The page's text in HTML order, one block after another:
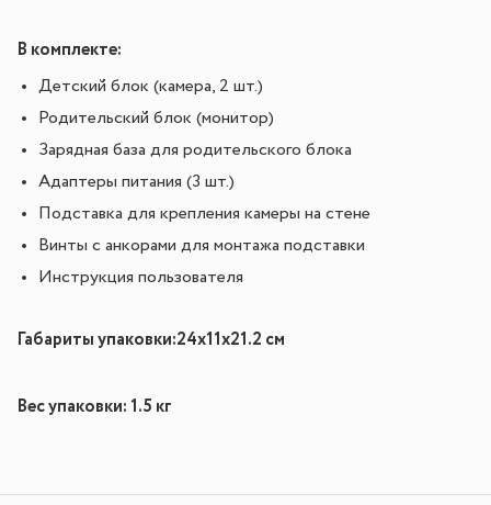
В комплекте:
Детский блок (камера, 2 шт.)
Родительский блок (монитор)
Зарядная база для родительского блока
Адаптеры питания (3 шт.)
Подставка для крепления камеры на стене
Винты с анкорами для монтажа подставки
Инструкция пользователя
Габариты упаковки:24x11x21.2 см
Вес упаковки: 1.5 кг